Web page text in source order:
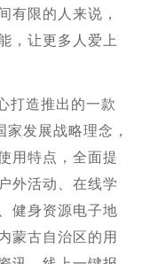
有限的人来说，
，让更多人爱上
打造推出的一款
发展战略理念，
用特点，全面提
外活动、在线学
健身资源电子地
蒙古自治区的用